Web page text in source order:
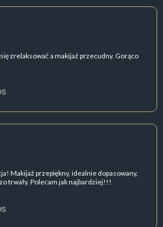
zrelaksować a makijaż przecudny. Gorąco
Makijaż przepiękny, idealnie dopasowany,
trwały. Polecam jak najbardziej!!!